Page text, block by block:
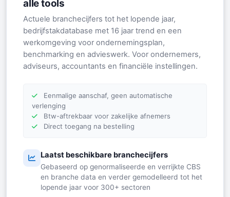
alle tools
Actuele branchecijfers tot het lopende jaar,
bedrijfstakdatabase met 16 jaar trend en een
werkomgeving voor ondernemingsplan,
benchmarking en advieswerk. Voor ondernemers,
adviseurs, accountants en financiële instellingen.
Eenmalige aanschaf, geen automatische
verlenging
Btw-aftrekbaar voor zakelijke afnemers
Direct toegang na bestelling
Laatst beschikbare branchecijfers
Gebaseerd op genormaliseerde en verrijkte CBS
en branche data en verder gemodelleerd tot het
lopende jaar voor 300+ sectoren